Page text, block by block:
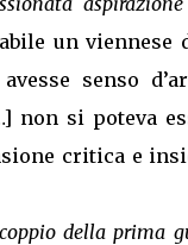
un viennese
senso
non si poteva
critica e
della prima